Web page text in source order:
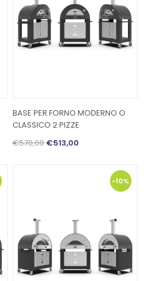
BASE PER FORNO MODERNO O
CLASSICO 2 PIZZE
€570,00€513,00
-10%